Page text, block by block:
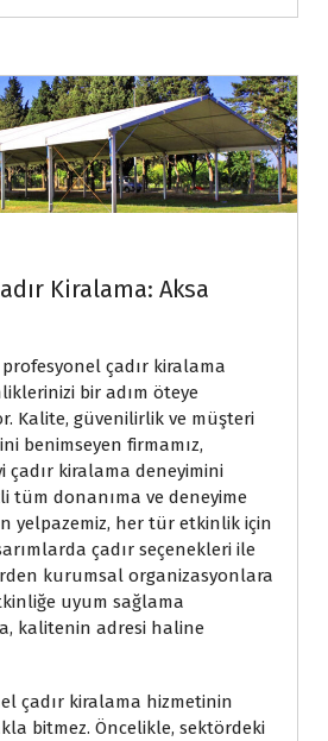
Kiralama: Aksa
profesyonel çadır kiralama
bir adım öteye
Kalite, güvenilirlik ve müşteri
benimseyen firmamız,
çadır kiralama deneyimini
tüm donanıma ve deneyime
yelpazemiz, her tür etkinlik için
çadır seçenekleri ile
kurumsal organizasyonlara
uyum sağlama
kalitenin adresi haline
çadır kiralama hizmetinin
bitmez. Öncelikle, sektördeki